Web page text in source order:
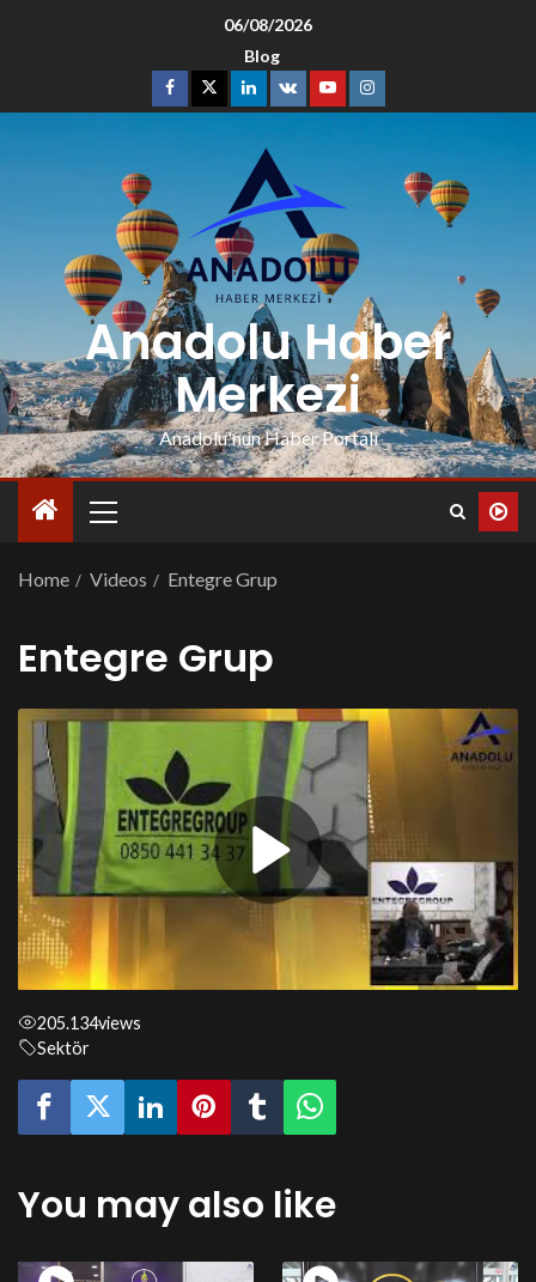
06/08/2026
Blog
Anadolu Haber
Merkezi
Anadolu'nun Haber Portalı
Home Videos Entegre Grup
Entegre Grup
205.134views
Sektör
You may also like